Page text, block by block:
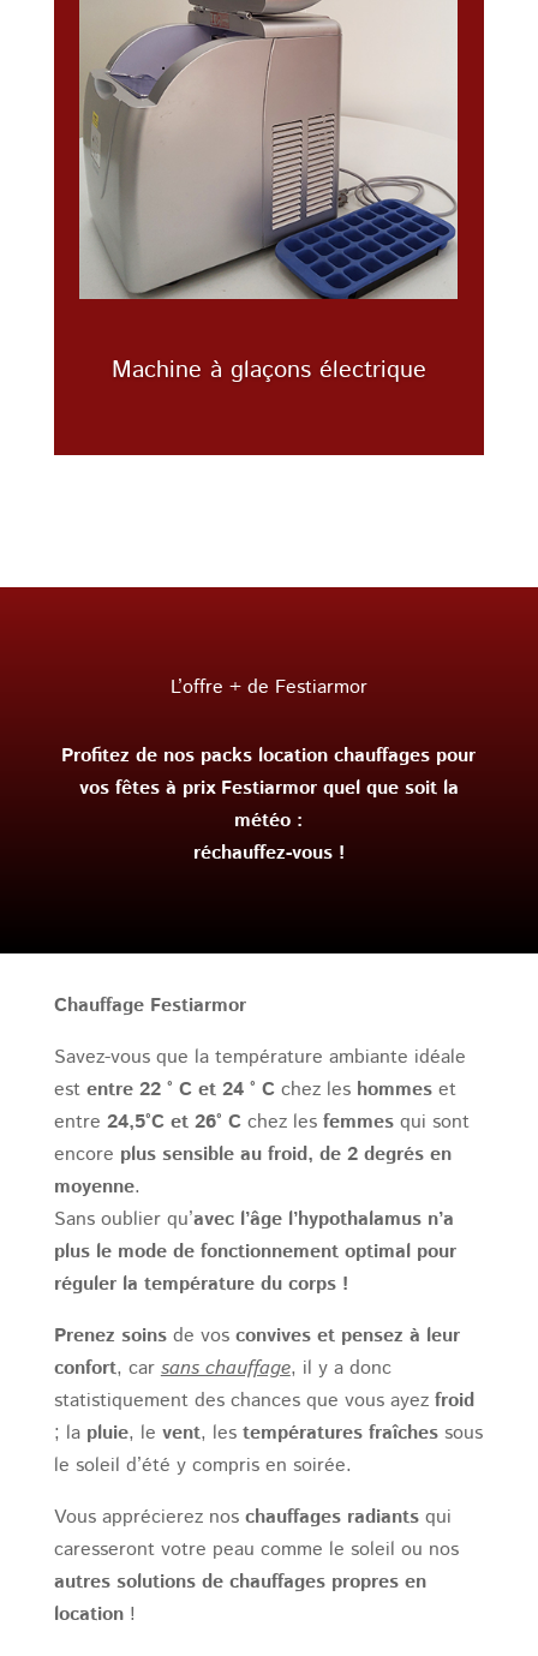
Machine à glaçons électrique
L’offre + de Festiarmor
Profitez de nos packs location chauffages pour
vos fêtes à prix Festiarmor quel que soit la
météo :
réchauffez-vous !
Chauffage Festiarmor
Savez-vous que la température ambiante idéale
est entre 22 ° C et 24 ° Cchez les hommeset
entre 24,5°C et 26° Cchez les femmesqui sont
encore plus sensible au froid, de 2 degrés en
moyenne.
Sans oublier qu’avec l’âge l’hypothalamus n’a
plus le mode de fonctionnement optimal pour
réguler la température du corps !
Prenez soinsde vos convives et pensez à leur
confort, carsans chauffage, il y a donc
statistiquement des chances que vous ayez froid
; la pluie, le vent, les températures fraîchessous
le soleil d’été y compris en soirée.
Vous apprécierez nos chauffages radiantsqui
caresseront votre peau comme le soleil ou nos
autres solutions de chauffages propres en
location!